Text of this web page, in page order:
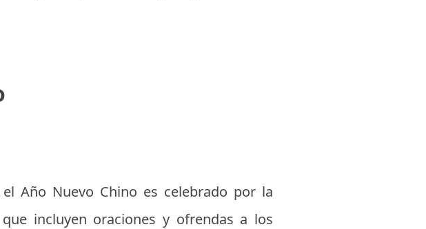
Año Nuevo Chino es celebrado por la
incluyen oraciones y ofrendas a los